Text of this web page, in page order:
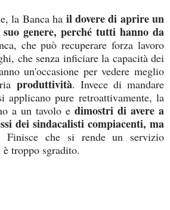
la Banca ha il dovere di aprire un
genere, perché tutti hanno da
che può recuperare forza lavoro
che senza inficiare la capacità dei
un'occasione per vedere meglio
produttività. Invece di mandare
applicano pure retroattivamente, la
a un tavolo e dimostri di avere a
dei sindacalisti compiacenti, ma
Finisce che si rende un servizio
troppo sgradito.